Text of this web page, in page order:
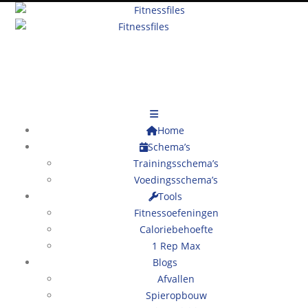
Home
Schema’s
Trainingsschema’s
Voedingsschema’s
Tools
Fitnessoefeningen
Caloriebehoefte
1 Rep Max
Blogs
Afvallen
Spieropbouw